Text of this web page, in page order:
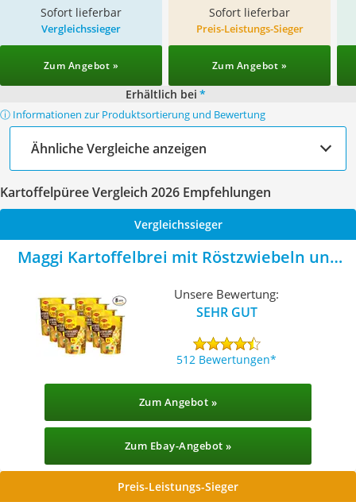
Sofort lieferbar Sofort lieferbar
Vergleichssieger
Zum Angebot »
Preis-Leistungs-Sieger
Zum Angebot »
Erhältlich bei *
ⓘ Informationen zur Produktsortierung und Bewertung
Ähnliche Vergleiche anzeigen
Kartoffelpüree Vergleich 2026 Empfehlungen
Vergleichssieger
Maggi Kartoffelbrei mit Röstzwiebeln und
Unsere Bewertung:
SEHR GUT
512 Bewertungen
Zum Angebot »
Zum Ebay-Angebot »
Preis-Leistungs-Sieger